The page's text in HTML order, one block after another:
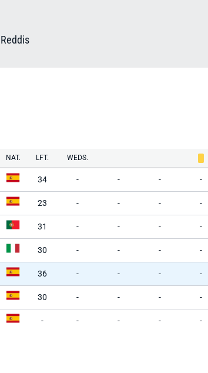
Reddis
NAT. LFT. WEDS.
34 - - - -
23 - - - -
31 - - - -
30 - - - -
36 - - - -
30 - - - -
- - - - -